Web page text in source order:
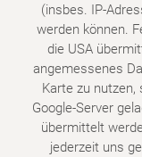
(insbes. IP-
werden können.
die USA
angemessenes
Karte zu
Google-Server
übermittelt
jederzeit uns